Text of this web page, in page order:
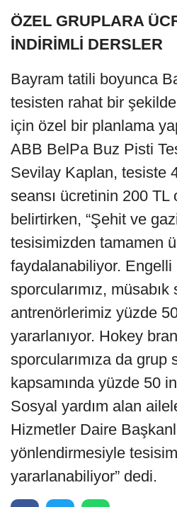
ÖZEL GRUPLARA
İNDİRİMLİ DERSLER
Bayram tatili boyunca
tesisten rahat bir
için özel bir planlama
ABB BelPa Buz Pisti
Sevilay Kaplan, tesiste
seansı ücretinin 200 TL
belirtirken, “Şehit ve
tesisimizden tamamen
faydalanabiliyor.
sporcularımız, müsabık
antrenörlerimiz yüzde
yararlanıyor. Hokey
sporcularımıza da grup
kapsamında yüzde 50
Sosyal yardım alan
Hizmetler Daire
yönlendirmesiyle
yararlanabiliyor” dedi.